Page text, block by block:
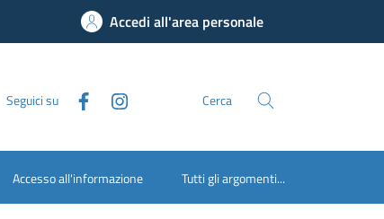
Accedi all'area personale
Seguici su Cerca
Accesso all'informazione Tutti gli argomenti...